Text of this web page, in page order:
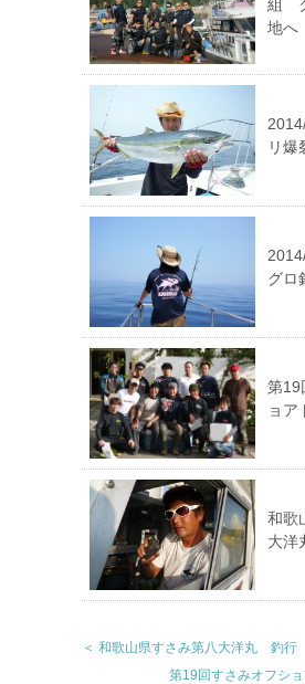
組
地へ
リ爆
グロ
第19
ョア
和歌
大
＜ 和歌山県すさみ第八大洋丸 釣行
第19回すさみオフシ